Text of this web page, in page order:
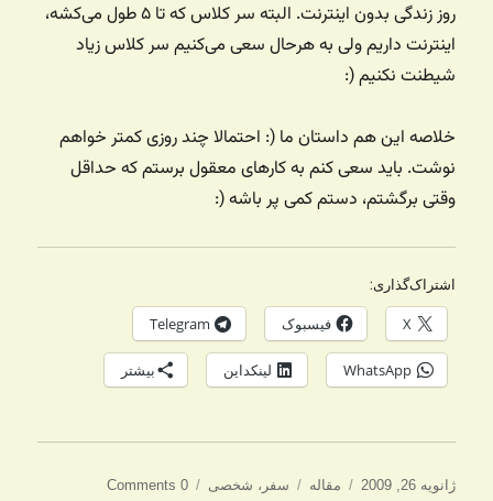
روز زندگی بدون اینترنت. البته سر کلاس که تا ۵ طول می‌کشه،
اینترنت داریم ولی به هرحال سعی می‌کنیم سر کلاس زیاد
شیطنت نکنیم (:
خلاصه این هم داستان ما (: احتمالا چند روزی کمتر خواهم
نوشت. باید سعی کنم به کارهای معقول برستم که حداقل
وقتی برگشتم، دستم کمی پر باشه (:
اشتراک‌گذاری:
X فیسبوک Telegram
WhatsApp لینکداین بیشتر
ارسال
ژانویه 26, 2009 دسته‌ها
مقاله برچسب‌ها
سفر ، شخصی 0 Comments